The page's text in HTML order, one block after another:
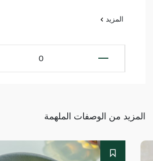
المزيد
0
المزيد من الوصفات الملهمة